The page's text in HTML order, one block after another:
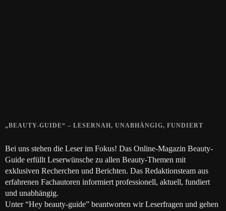
„BEAUTY-GUIDE“ – LESERNAH, UNABHÄNGIG, FUNDIERT
Bei uns stehen die Leser im Fokus! Das Online-Magazin Beauty-
Guide erfüllt Leserwünsche zu allen Beauty-Themen mit
exklusiven Recherchen und Berichten. Das Redaktionsteam aus
erfahrenen Fachautoren informiert professionell, aktuell, fundiert
und unabhängig.
Unter “Hey beauty-guide” beantworten wir Leserfragen und gehen